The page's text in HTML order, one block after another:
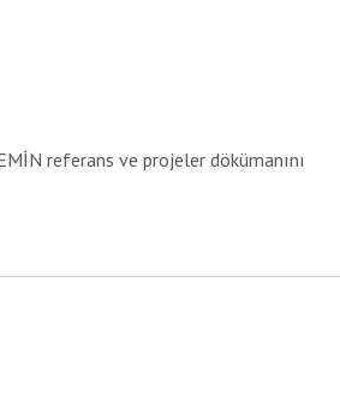
referans ve projeler dökümanını